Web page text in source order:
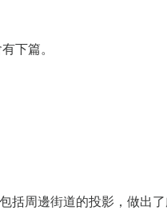
下篇。
括周邊街道的投影，做出了